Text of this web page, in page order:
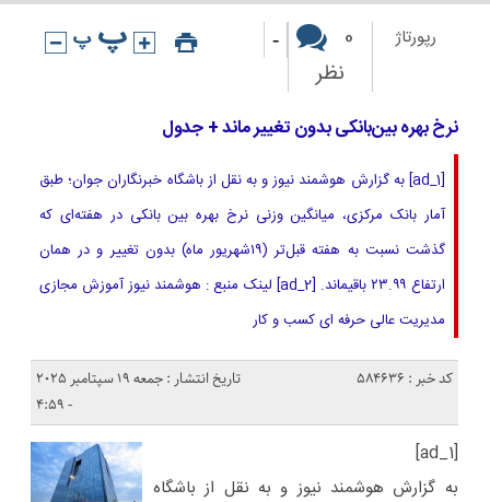
رپورتاژ
0
نظر
-
نرخ بهره بین‌بانکی بدون تغییر ماند + جدول
[ad_1] به گزارش هوشمند نیوز و به نقل از باشگاه خبرنگاران جوان؛ طبق
آمار بانک مرکزی، میانگین وزنی نرخ بهره بین بانکی در هفته‌ای که
گذشت نسبت به هفته قبل‌تر (۱۹شهریور ماه) بدون تغییر و در همان
ارتفاع ۲۳.۹۹ باقیماند. [ad_2] لینک منبع : هوشمند نیوز آموزش مجازی
مدیریت عالی حرفه ای کسب و کار
کد خبر : 584636
تاریخ انتشار : جمعه 19 سپتامبر 2025
- 4:59
[ad_1]
به گزارش هوشمند نیوز و به نقل از باشگاه